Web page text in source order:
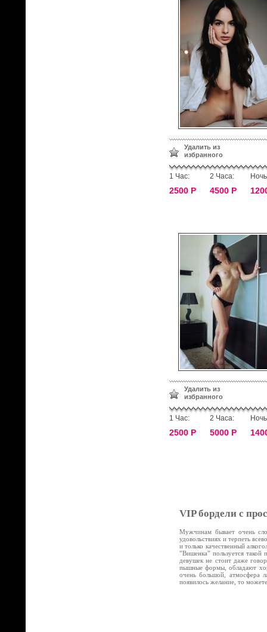
Удалить из
избранного
1 Час:
2500 Р
2 Часа:
4500 Р
Удалить из
избранного
1 Час:
2500 Р
2 Часа:
5000 Р
VIP бордели с
Мужчинам бывает очень
удовольствиях и терпеть
и только качественный
”Вишенка” пользуется
девушек не стоит даже
пышные формы, обладают
очень большой, атмосфера
появилось желание, то